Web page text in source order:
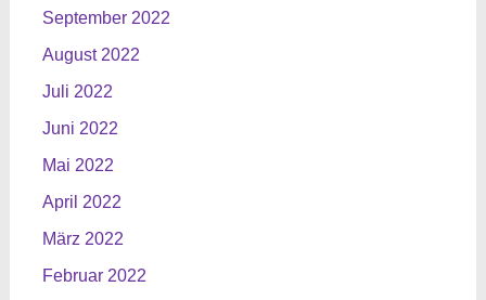
September 2022
August 2022
Juli 2022
Juni 2022
Mai 2022
April 2022
März 2022
Februar 2022